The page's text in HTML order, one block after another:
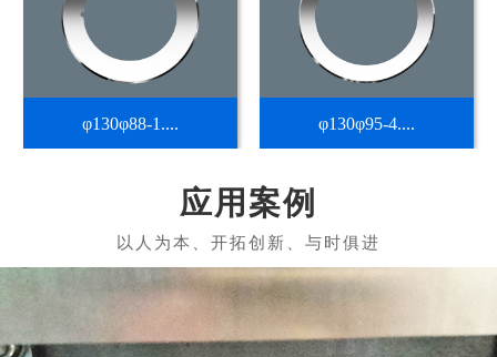
φ130φ88-1.... φ130φ95-4....
应用案例